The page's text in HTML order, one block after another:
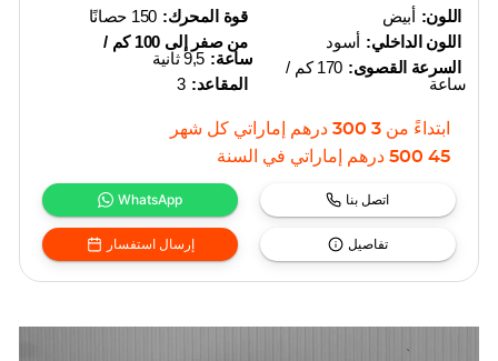
قوة المحرك: 150 حصانًا
من صفر إلى 100 كم /
ساعة: 9,5 ثانية
المقاعد: 3
اللون: أبيض
اللون الداخلي: أسود
السرعة القصوى:
170 كم /
ساعة
ابتداءً من 3 300 درهم إماراتي كل شهر
45 500
درهم إماراتي في السنة
WhatsApp اتصل بنا
إرسال استفسار تفاصيل